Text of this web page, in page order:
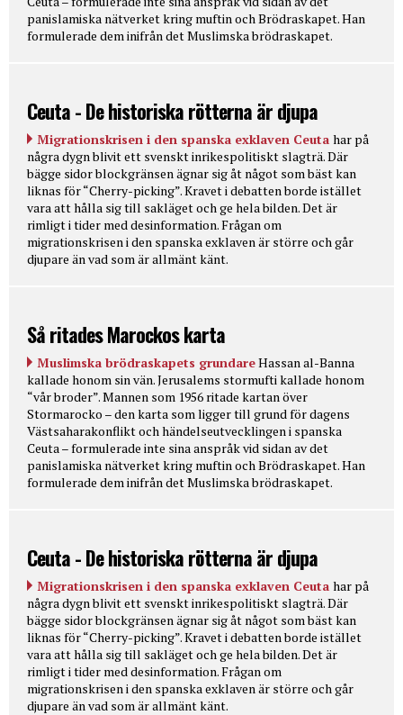
panislamiska nätverket kring muftin och Brödraskapet. Han
formulerade dem inifrån det Muslimska brödraskapet.
Ceuta - De historiska rötterna är djupa
Migrationskrisen i den spanska exklaven Ceuta har på
några dygn blivit ett svenskt inrikespolitiskt slagträ. Där
bägge sidor blockgränsen ägnar sig åt något som bäst kan
liknas för “Cherry-picking”. Kravet i debatten borde istället
vara att hålla sig till sakläget och ge hela bilden. Det är
rimligt i tider med desinformation. Frågan om
migrationskrisen i den spanska exklaven är större och går
djupare än vad som är allmänt känt.
Så ritades Marockos karta
Muslimska brödraskapets grundareHassan al-Banna
kallade honom sin vän. Jerusalems stormufti kallade honom
“vår broder”. Mannen som 1956 ritade kartan över
Stormarocko – den karta som ligger till grund för dagens
Västsaharakonflikt och händelseutvecklingen i spanska
Ceuta – formulerade inte sina anspråk vid sidan av det
panislamiska nätverket kring muftin och Brödraskapet. Han
formulerade dem inifrån det Muslimska brödraskapet.
Ceuta - De historiska rötterna är djupa
Migrationskrisen i den spanska exklaven Ceuta har på
några dygn blivit ett svenskt inrikespolitiskt slagträ. Där
bägge sidor blockgränsen ägnar sig åt något som bäst kan
liknas för “Cherry-picking”. Kravet i debatten borde istället
vara att hålla sig till sakläget och ge hela bilden. Det är
rimligt i tider med desinformation. Frågan om
migrationskrisen i den spanska exklaven är större och går
djupare än vad som är allmänt känt.